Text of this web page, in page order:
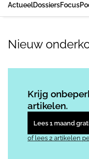
ActueelDossiersFocus
Nieuw
Krijg
artikelen.
Lees 1 maand
of lees 2 artikelen